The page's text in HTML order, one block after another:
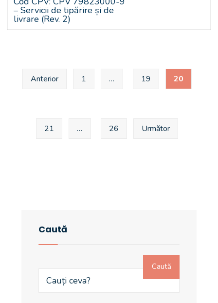
– Servicii de tipărire și de
livrare (Rev. 2)
Anterior 1 … 19 20
21 … 26 Următor
Caută
Caută